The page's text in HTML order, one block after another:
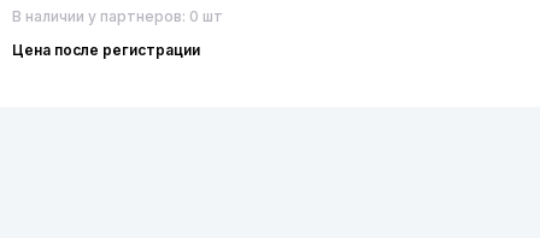
В наличии у партнеров: 0 шт
Цена после регистрации